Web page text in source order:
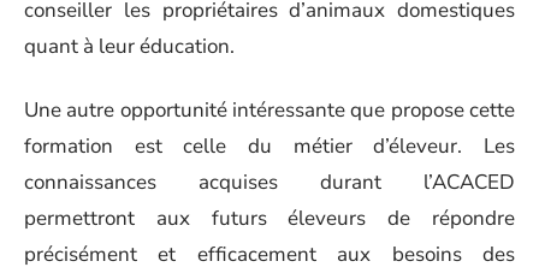
conseiller les propriétaires d’animaux domestiques
quant à leur éducation.
Une autre opportunité intéressante que propose cette
formation est celle du métier d’éleveur. Les
connaissances acquises durant l’ACACED
permettront aux futurs éleveurs de répondre
précisément et efficacement aux besoins des